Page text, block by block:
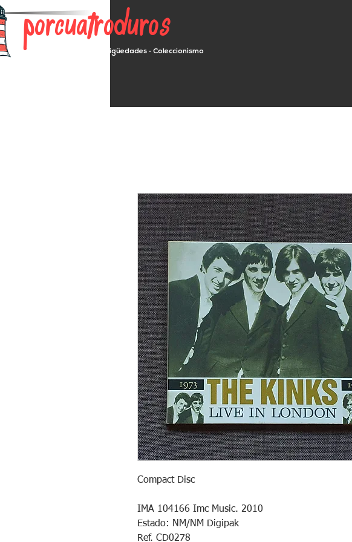
porcuatroduros
Segunda mano - Antigüedades - Coleccionismo
Compact Disc
IMA 104166 Imc Music. 2010
Estado: NM/NM Digipak
Ref. CD0278